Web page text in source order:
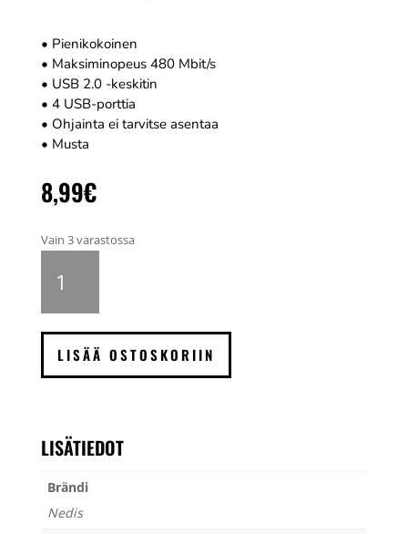
• Pienikokoinen
• Maksiminopeus 480 Mbit/s
• USB 2.0 -keskitin
• 4 USB-porttia
• Ohjainta ei tarvitse asentaa
• Musta
8,99€
Vain 3 varastossa
USB
porttia
LISÄÄ OSTOSKORIIN
LISÄTIEDOT
Brändi
Nedis